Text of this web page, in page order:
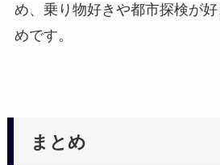
め、乗り物好きや都市探検が
めです。
まとめ